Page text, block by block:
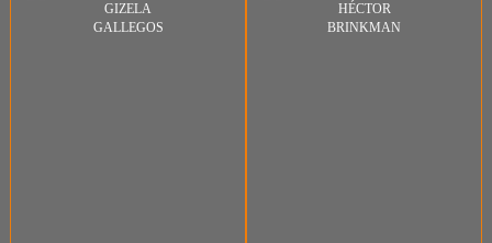
GIZELA
GALLEGOS
HÉCTOR
BRINKMAN